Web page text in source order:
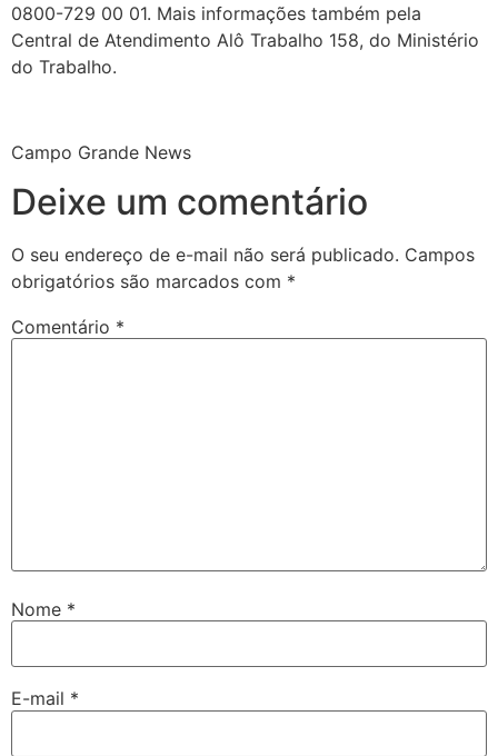
0800-729 00 01. Mais informações também pela
Central de Atendimento Alô Trabalho 158, do Ministério
do Trabalho.
Campo Grande News
Deixe um comentário
O seu endereço de e-mail não será publicado. Campos
obrigatórios são marcados com *
Comentário *
Nome *
E-mail *